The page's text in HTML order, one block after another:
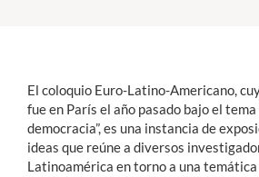
Alumni
English
El coloquio Euro-Latino-Americano,
fue en París el año pasado bajo el tema
democracia”, es una instancia de
ideas que reúne a diversos
Latinoamérica en torno a una